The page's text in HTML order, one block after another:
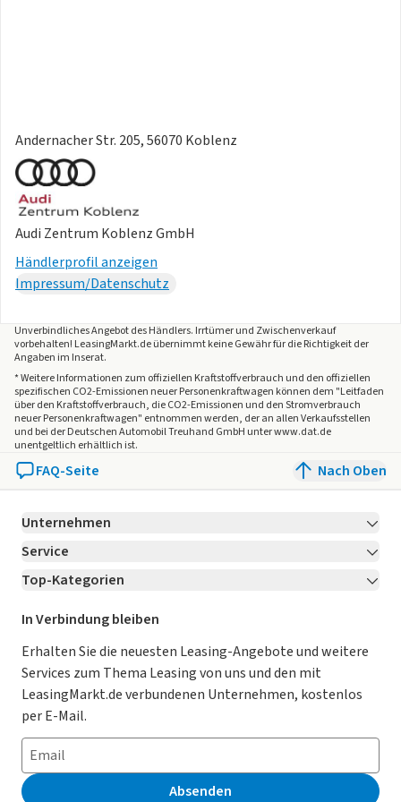
- Wärmeschutz- und Akustikverglasung Frontscheibe
- Innenbeleuchtung
- Vorbereitung für weitere Lichtfunktionen
Sonstiges
- Kreuzungsassistent
- Anhängevorrichtung mechanisch schwenkbar
- Partikelfilter
- Verkehrszeichenerkennung
- Nichtraucherfahrzeug
- Scheckheft gepflegt
Andernacher Str. 205, 56070 Koblenz
Audi Zentrum Koblenz GmbH
Händlerprofil anzeigen
Impressum/Datenschutz
Unverbindliches Angebot desHändlers. Irrtümer und Zwischenverkauf
vorbehalten! LeasingMarkt.de übernimmt keine Gewähr für die Richtigkeit der
Angaben im Inserat.
* Weitere Informationen zum offiziellen Kraftstoffverbrauch und den offiziellen
spezifischen CO2-Emissionen neuer Personenkraftwagen können dem "Leitfaden
über den Kraftstoffverbrauch, die CO2-Emissionen und den Stromverbrauch
neuer Personenkraftwagen" entnommen werden, der an allen Verkaufsstellen
und bei der Deutschen Automobil Treuhand GmbH unter www.dat.de
unentgeltlich erhältlich ist.
FAQ-Seite Nach Oben
Unternehmen
Über LeasingMarkt.de
Karriere Jetzt bewerben!
Für Händler
Kooperation mit AutoScout24
AGB
Datenschutz
Impressum
Erklärung zur Barrierefreiheit
Service
Kontakt
Ratgeber
Magazin
Datenschutz-Einstellungen
So funktioniert’s
Häufig gestellte Fragen
Leasing-Lexikon
Top-Kategorien
Leasing Deals
Gebrauchtwagen Leasing
Leasing ohne Anzahlung
E-Auto Leasing
Privatleasing
Leasing-Vergleiche
In Verbindung bleiben
Erhalten Sie die neuesten Leasing-Angebote und weitere
Services zum Thema Leasing von uns und den mit
LeasingMarkt.de verbundenen Unternehmen, kostenlos
per E-Mail.
Absenden